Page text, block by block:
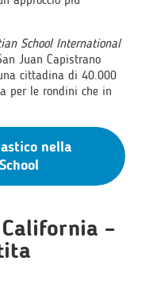
School International
Juan Capistrano
cittadina di 40.000
per le rondini che in
nella
–